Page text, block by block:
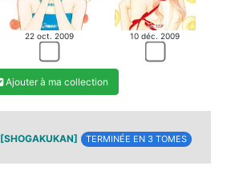
22 oct. 2009 10 déc. 2009
Ajouter à ma collection
[SHOGAKUKAN] TERMINÉE EN 3 TOMES